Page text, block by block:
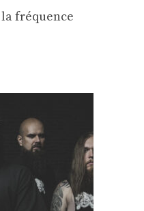
fréquence